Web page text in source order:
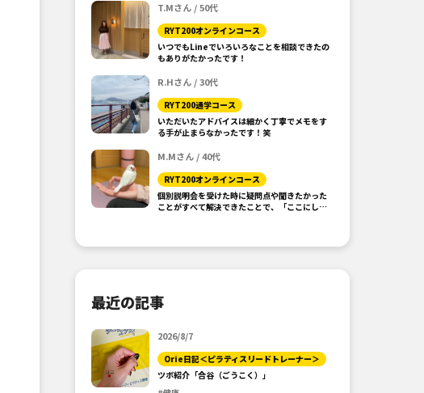
T.Mさん / 50代
RYT200オンラインコース
いつでもLineでいろいろなことを相談できたの
もありがたかったです！
R.Hさん / 30代
RYT200通学コース
いただいたアドバイスは細かく丁寧でメモをす
る手が止まらなかったです！笑
M.Mさん / 40代
RYT200オンラインコース
個別説明会を受けた時に疑問点や聞きたかった
ことがすべて解決できたことで、「ここにしよ
最近の記事
2026/8/7
Orie日記＜ピラティスリードトレーナー＞
ツボ紹介「合谷（ごうこく）」